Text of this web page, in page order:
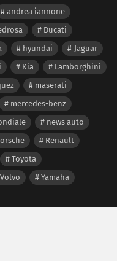
andrea iannone
Ducati
hyundai
Jaguar
Kia
Lamborghini
maserati
mercedes-benz
news auto
Renault
Toyota
Volvo Yamaha